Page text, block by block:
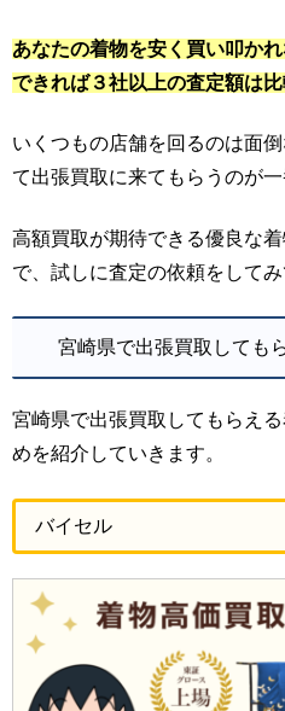
あなたの着物を安く買い叩か
できれば３社以上の査定額は比
いくつもの店舗を回るのは面
て出張買取に来てもらうのが一
高額買取が期待できる優良な
で、試しに査定の依頼をしてみ
宮崎県で出張買取しても
宮崎県で出張買取してもらえ
めを紹介していきます。
バイセル